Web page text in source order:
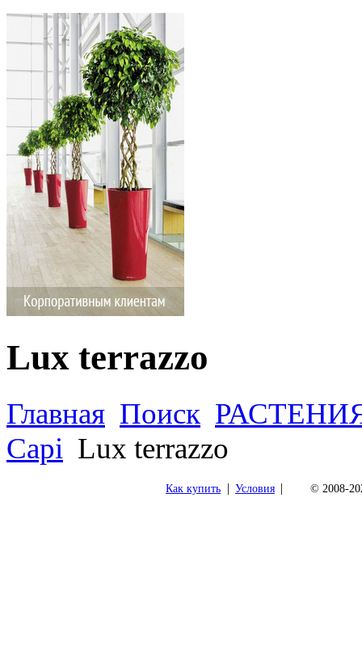
Lux terrazzo
Главная Поиск
Capi Lux terrazzo
Как купить | Условия | © 2008-